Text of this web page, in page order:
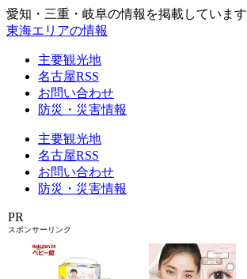
愛知・三重・岐阜の情報を掲載しています
東海エリアの情報
主要観光地
名古屋RSS
お問い合わせ
防災・災害情報
主要観光地
名古屋RSS
お問い合わせ
防災・災害情報
PR
スポンサーリンク